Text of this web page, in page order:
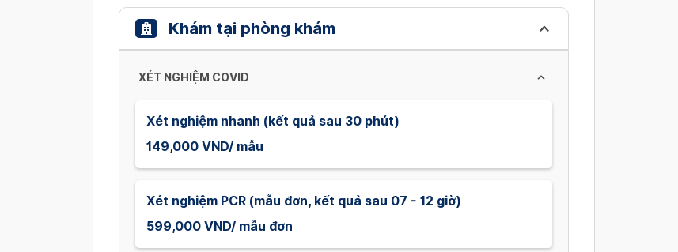
Khám tại phòng khám
XÉT NGHIỆM COVID
Xét nghiệm nhanh (kết quả sau 30 phút)
149,000 VND/ mẫu
Xét nghiệm PCR (mẫu đơn, kết quả sau 07 - 12 giờ)
599,000 VND/ mẫu đơn